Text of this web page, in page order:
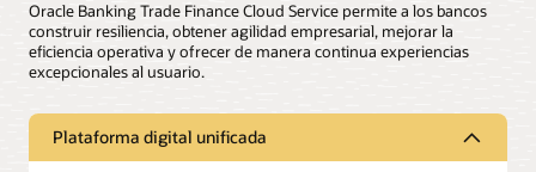
Oracle Banking Trade Finance Cloud Service permite a los bancos
construir resiliencia, obtener agilidad empresarial, mejorar la
eficiencia operativa y ofrecer de manera continua experiencias
excepcionales al usuario.
Plataforma digital unificada